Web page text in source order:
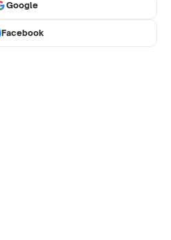
Google
Facebook